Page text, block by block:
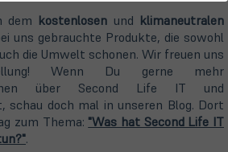
dem kostenlosen und klimaneutralen
uns gebrauchte Produkte, die sowohl
die Umwelt schonen. Wir freuen uns
Wenn Du gerne mehr
über Second Life IT und
doch mal in unseren Blog. Dort
zum Thema: "Was hat Second Life IT
(öffnet
.